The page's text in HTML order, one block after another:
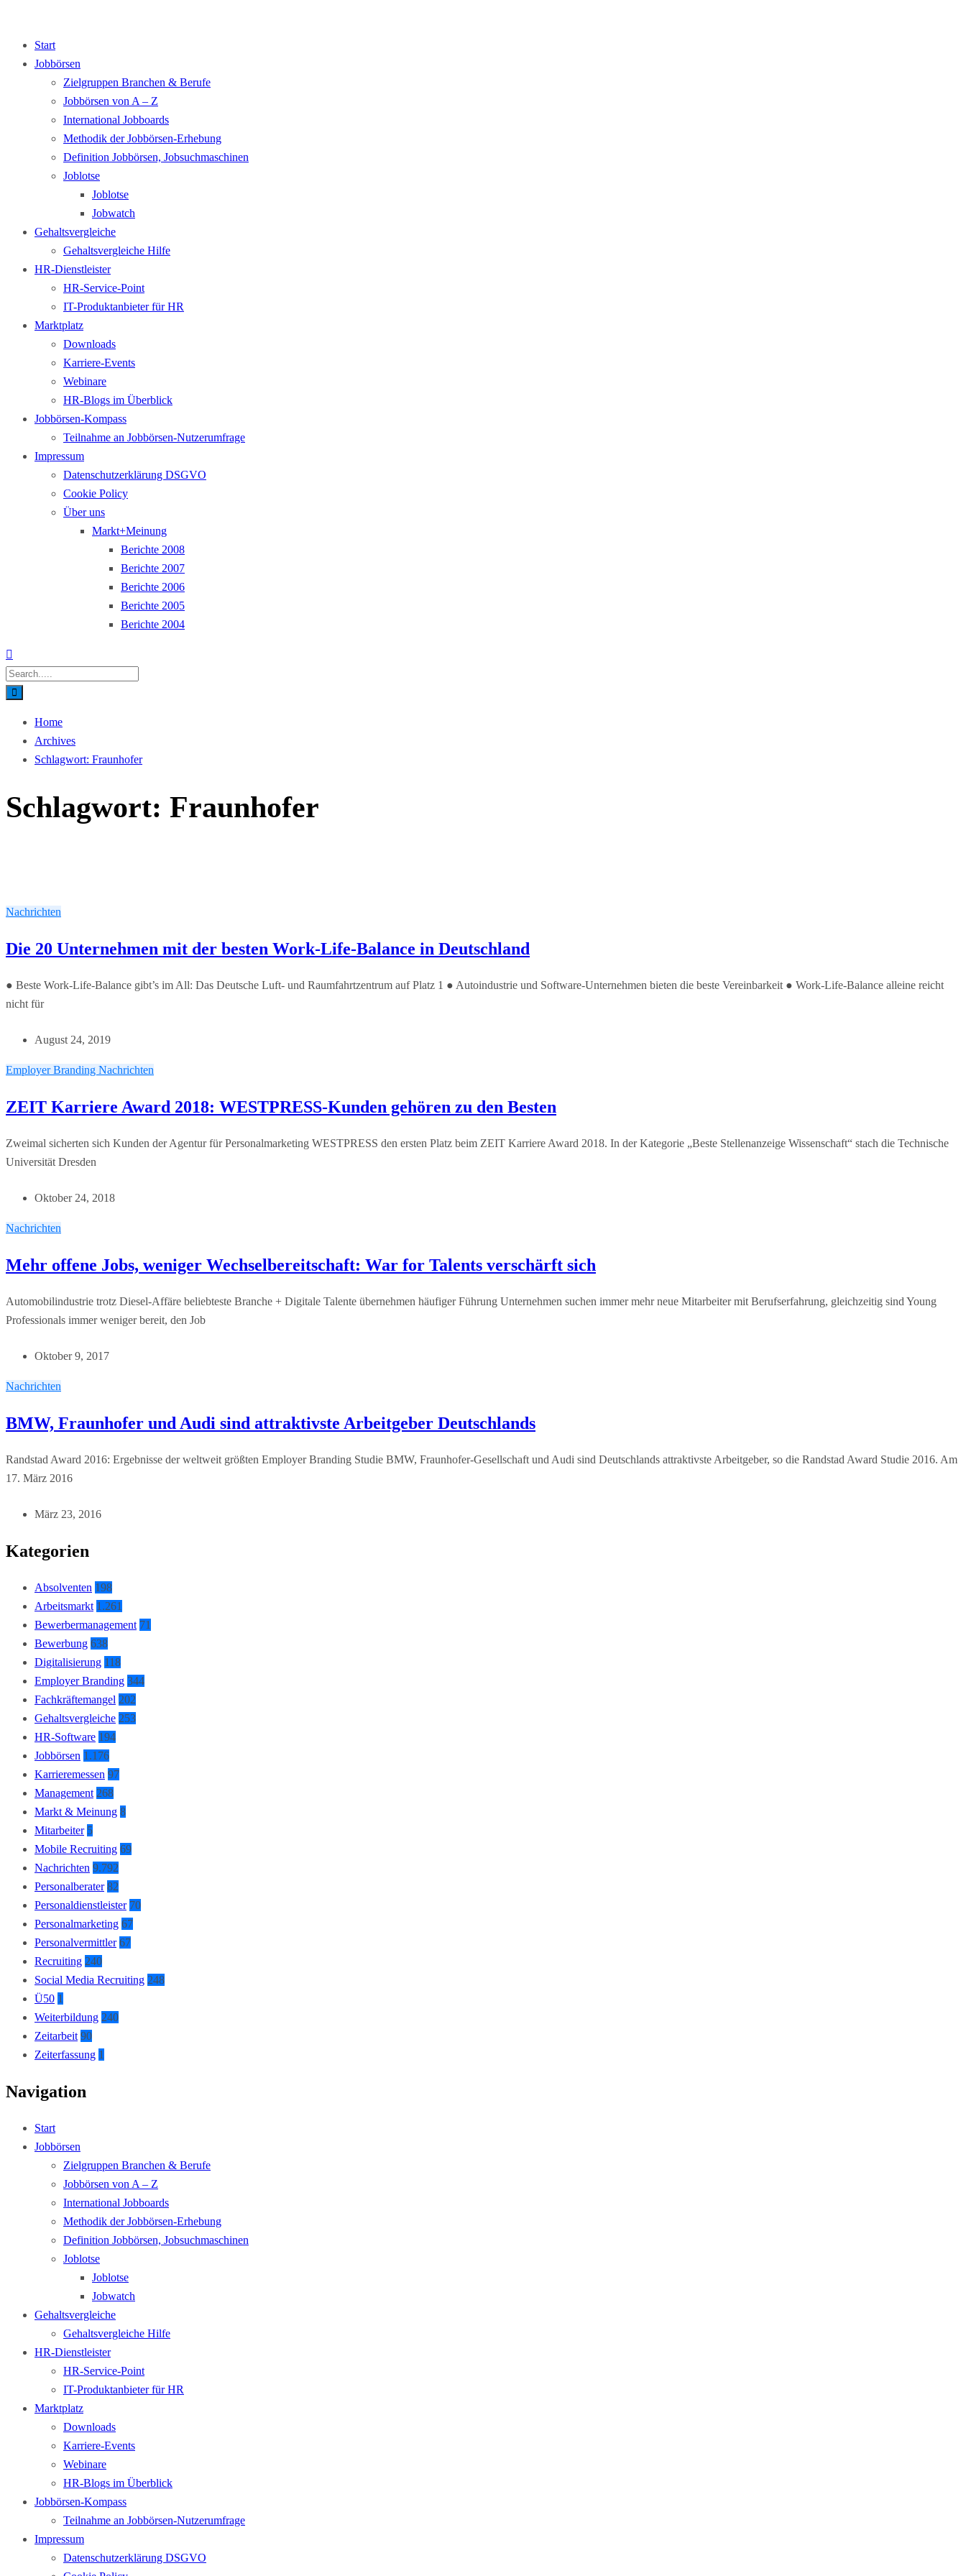
Start
Jobbörsen
Zielgruppen Branchen & Berufe
Jobbörsen von A – Z
International Jobboards
Methodik der Jobbörsen-Erhebung
Definition Jobbörsen, Jobsuchmaschinen
Joblotse
Joblotse
Jobwatch
Gehaltsvergleiche
Gehaltsvergleiche Hilfe
HR-Dienstleister
HR-Service-Point
IT-Produktanbieter für HR
Marktplatz
Downloads
Karriere-Events
Webinare
HR-Blogs im Überblick
Jobbörsen-Kompass
Teilnahme an Jobbörsen-Nutzerumfrage
Impressum
Datenschutzerklärung DSGVO
Cookie Policy
Über uns
Markt+Meinung
Berichte 2008
Berichte 2007
Berichte 2006
Berichte 2005
Berichte 2004
Home
Archives
Schlagwort: Fraunhofer
Schlagwort: Fraunhofer
Nachrichten
Die 20 Unternehmen mit der besten Work-Life-Balance in Deutschland
● Beste Work-Life-Balance gibt’s im All: Das Deutsche Luft- und Raumfahrtzentrum auf Platz 1 ● Autoindustrie und Software-Unternehmen bieten die beste Vereinbarkeit ● Work-Life-Balance alleine reicht
nicht für
August 24, 2019
Employer Branding Nachrichten
ZEIT Karriere Award 2018: WESTPRESS-Kunden gehören zu den Besten
Zweimal sicherten sich Kunden der Agentur für Personalmarketing WESTPRESS den ersten Platz beim ZEIT Karriere Award 2018. In der Kategorie „Beste Stellenanzeige Wissenschaft“ stach die Technische
Universität Dresden
Oktober 24, 2018
Nachrichten
Mehr offene Jobs, weniger Wechselbereitschaft: War for Talents verschärft sich
Automobilindustrie trotz Diesel-Affäre beliebteste Branche + Digitale Talente übernehmen häufiger Führung Unternehmen suchen immer mehr neue Mitarbeiter mit Berufserfahrung, gleichzeitig sind Young
Professionals immer weniger bereit, den Job
Oktober 9, 2017
Nachrichten
BMW, Fraunhofer und Audi sind attraktivste Arbeitgeber Deutschlands
Randstad Award 2016: Ergebnisse der weltweit größten Employer Branding Studie BMW, Fraunhofer-Gesellschaft und Audi sind Deutschlands attraktivste Arbeitgeber, so die Randstad Award Studie 2016. Am
17. März 2016
März 23, 2016
Kategorien
Absolventen 198
Arbeitsmarkt 1.261
Bewerbermanagement 71
Bewerbung 638
Digitalisierung 118
Employer Branding 344
Fachkräftemangel 202
Gehaltsvergleiche 253
HR-Software 194
Jobbörsen 1.176
Karrieremessen 97
Management 268
Markt & Meinung 8
Mitarbeiter 5
Mobile Recruiting 69
Nachrichten 9.792
Personalberater 82
Personaldienstleister 70
Personalmarketing 67
Personalvermittler 67
Recruiting 240
Social Media Recruiting 248
Ü50 1
Weiterbildung 240
Zeitarbeit 90
Zeiterfassung 1
Navigation
Start
Jobbörsen
Zielgruppen Branchen & Berufe
Jobbörsen von A – Z
International Jobboards
Methodik der Jobbörsen-Erhebung
Definition Jobbörsen, Jobsuchmaschinen
Joblotse
Joblotse
Jobwatch
Gehaltsvergleiche
Gehaltsvergleiche Hilfe
HR-Dienstleister
HR-Service-Point
IT-Produktanbieter für HR
Marktplatz
Downloads
Karriere-Events
Webinare
HR-Blogs im Überblick
Jobbörsen-Kompass
Teilnahme an Jobbörsen-Nutzerumfrage
Impressum
Datenschutzerklärung DSGVO